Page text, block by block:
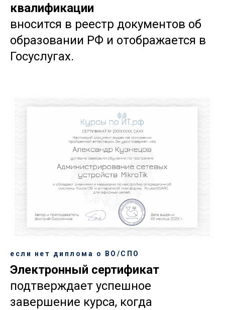
квалификации
вносится в реестр документов об
образовании РФ и отображается в
Госуслугах.
если нет диплома о ВО/СПО
Электронный сертификат
подтверждает успешное
завершение курса, когда